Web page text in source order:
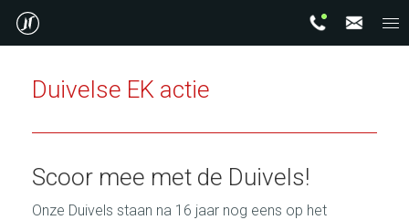
Duivelse EK actie
Scoor mee met de Duivels!
Onze Duivels staan na 16 jaar nog eens op het